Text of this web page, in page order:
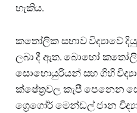
හැකිය.
කතෝලික සභාව විද්‍යාවේ
ලබා දී ඇත. බොහෝ
සොහොයුරියන් සහ ගිහි
ක්ෂේත්‍රවල කැපී පෙනෙන
ග්‍රෙගෝර් මෙන්ඩල් ජාන